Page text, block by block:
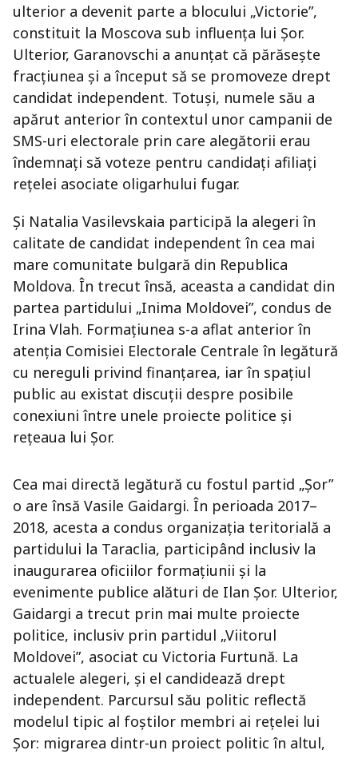
ulterior a devenit parte a blocului „Victorie”,
constituit la Moscova sub influența lui Șor.
Ulterior, Garanovschi a anunțat că părăsește
fracțiunea și a început să se promoveze drept
candidat independent. Totuși, numele său a
apărut anterior în contextul unor campanii de
SMS-uri electorale prin care alegătorii erau
îndemnați să voteze pentru candidați afiliați
rețelei asociate oligarhului fugar.
Și Natalia Vasilevskaia participă la alegeri în
calitate de candidat independent în cea mai
mare comunitate bulgară din Republica
Moldova. În trecut însă, aceasta a candidat din
partea partidului „Inima Moldovei”, condus de
Irina Vlah. Formațiunea s-a aflat anterior în
atenția Comisiei Electorale Centrale în legătură
cu nereguli privind finanțarea, iar în spațiul
public au existat discuții despre posibile
conexiuni între unele proiecte politice și
rețeaua lui Șor.
Cea mai directă legătură cu fostul partid „Șor”
o are însă Vasile Gaidargi. În perioada 2017–
2018, acesta a condus organizația teritorială a
partidului la Taraclia, participând inclusiv la
inaugurarea oficiilor formațiunii și la
evenimente publice alături de Ilan Șor. Ulterior,
Gaidargi a trecut prin mai multe proiecte
politice, inclusiv prin partidul „Viitorul
Moldovei”, asociat cu Victoria Furtună. La
actualele alegeri, și el candidează drept
independent. Parcursul său politic reflectă
modelul tipic al foștilor membri ai rețelei lui
Șor: migrarea dintr-un proiect politic în altul,